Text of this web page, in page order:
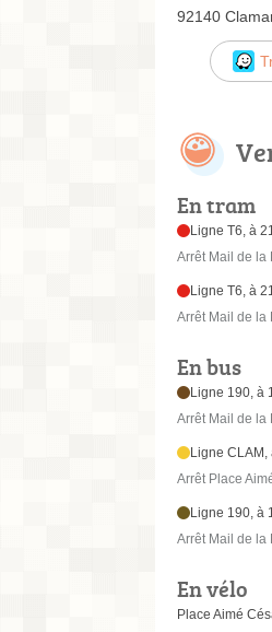
92140
En tram
Ligne T6, à
Arrêt Mail de la
Ligne T6, à
Arrêt Mail de la
En bus
Ligne 190, à
Arrêt Mail de la
Ligne CLAM,
Arrêt Place
Ligne 190, à
Arrêt Mail de la
En vélo
Place Aimé